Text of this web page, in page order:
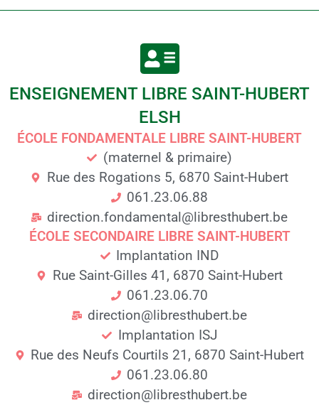
ENSEIGNEMENT LIBRE SAINT-HUBERT
ELSH
ÉCOLE FONDAMENTALE LIBRE SAINT-HUBERT
(maternel & primaire)
Rue des Rogations 5, 6870 Saint-Hubert
061.23.06.88
direction.fondamental@libresthubert.be
ÉCOLE SECONDAIRE LIBRE SAINT-HUBERT
Implantation IND
Rue Saint-Gilles 41, 6870 Saint-Hubert
061.23.06.70
direction@libresthubert.be
Implantation ISJ
Rue des Neufs Courtils 21, 6870 Saint-Hubert
061.23.06.80
direction@libresthubert.be